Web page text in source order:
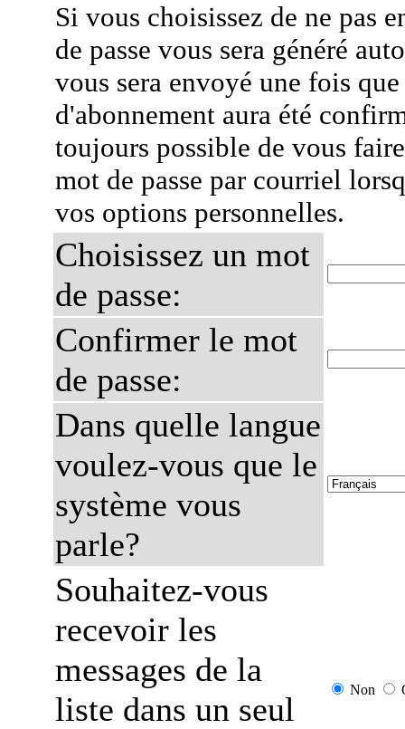
Si vous choisissez de ne pas
de passe vous sera généré
vous sera envoyé une fois
d'abonnement aura été
toujours possible de vous
mot de passe par courriel
vos options personnelles.
Choisissez un mot
de passe:
Confirmer le mot
de passe:
Dans quelle langue
voulez-vous que le
système vous
parle?
Souhaitez-vous
recevoir les
messages de la
liste dans un seul
Non